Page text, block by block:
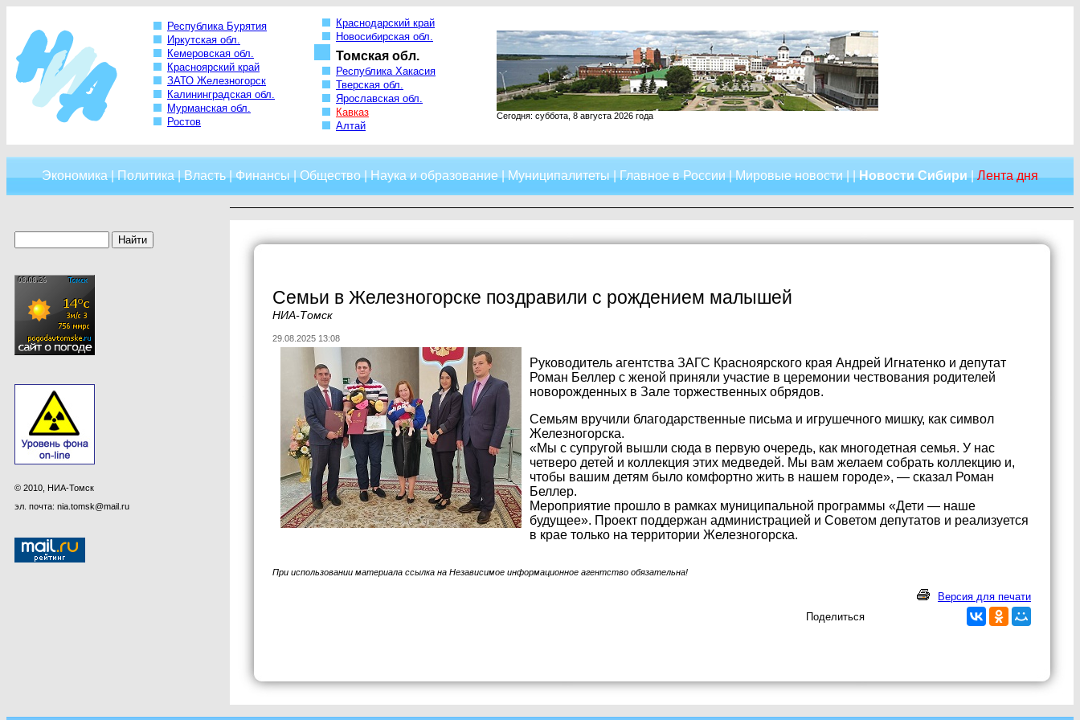
Республика Бурятия
Иркутская обл.
Кемеровская обл.
Красноярский край
ЗАТО Железногорск
Калининградская обл.
Мурманская обл.
Ростов
Краснодарский край
Новосибирская обл.
Томская обл.
Республика Хакасия
Тверская обл.
Ярославская обл.
Кавказ
Алтай
Сегодня: суббота, 8 августа 2026 года
Экономика|Политика|Власть|Финансы|Общество|Наука и образование|Муниципалитеты|Главное в России|Мировые новости| |Новости Сибири|Лента дня
© 2010, НИА-Томск
эл. почта: nia.tomsk@mail.ru
Семьи в Железногорске поздравили с рождением малышей
НИА-Томск
29.08.2025 13:08
Руководитель агентства ЗАГС Красноярского края Андрей Игнатенко и депутат
Роман Беллер с женой приняли участие в церемонии чествования родителей
новорожденных в Зале торжественных обрядов.
Семьям вручили благодарственные письма и игрушечного мишку, как символ
Железногорска.
«Мы с супругой вышли сюда в первую очередь, как многодетная семья. У нас
четверо детей и коллекция этих медведей. Мы вам желаем собрать коллекцию и,
чтобы вашим детям было комфортно жить в нашем городе», — сказал Роман
Беллер.
Мероприятие прошло в рамках муниципальной программы «Дети — наше
будущее». Проект поддержан администрацией и Советом депутатов и реализуется
в крае только на территории Железногорска.
При использовании материала ссылка на Независимое информационное агентство обязательна!
Версия для печати
Поделиться